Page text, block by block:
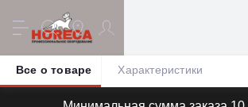
Все о товаре Характеристики